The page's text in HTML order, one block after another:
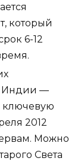
который
6-12
Индии —
ключевую
2012
Можно
Света